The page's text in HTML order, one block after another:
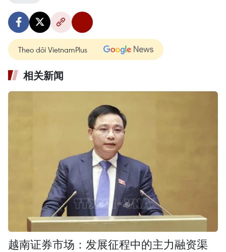
Theo dõi VietnamPlus
相关新闻
越南证券市场：发展征程中的主力融资渠